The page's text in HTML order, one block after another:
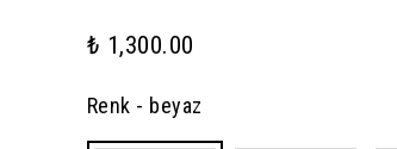
₺ 1,300.00
Renk - beyaz